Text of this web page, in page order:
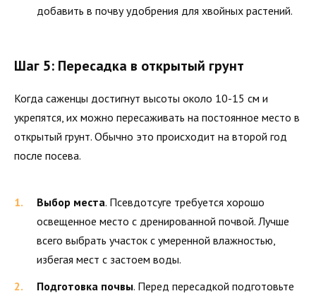
добавить в почву удобрения для хвойных растений.
Шаг 5: Пересадка в открытый грунт
Когда саженцы достигнут высоты около 10-15 см и
укрепятся, их можно пересаживать на постоянное место в
открытый грунт. Обычно это происходит на второй год
после посева.
Выбор места. Псевдотсуге требуется хорошо
освещенное место с дренированной почвой. Лучше
всего выбрать участок с умеренной влажностью,
избегая мест с застоем воды.
Подготовка почвы. Перед пересадкой подготовьте